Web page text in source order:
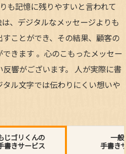
も記憶に残りやすいと言われて
、デジタルなメッセージよりも
ことができ、その結果、顧客の
きます 。心のこもったメッセー
響がございます。 人が実際に書
ル文字では伝わりにくい想いや
じゴリくんの
書きサービス
一般
手書き